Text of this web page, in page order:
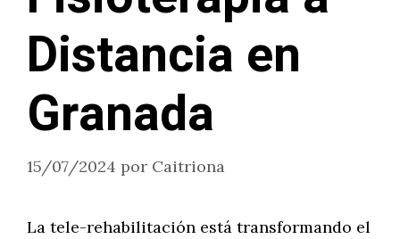
Distancia en
Granada
15/07/2024 por Caitriona
La tele-rehabilitación está transformando el